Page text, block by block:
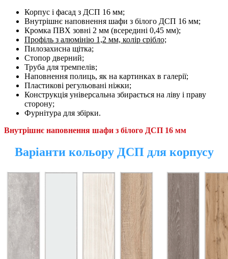
Корпус і фасад з ДСП 16 мм;
Внутрішнє наповнення шафи з білого ДСП 16 мм;
Кромка ПВХ зовні 2 мм (всередині 0,45 мм);
Профіль з алюмінію 1,2 мм, колір срібло;
Пилозахисна щітка;
Cтопор дверний;
Труба для тремпелів;
Наповнення полиць, як на картинках в галерії;
Пластикові регульовані ніжки;
Конструкція універсальна збирається на ліву і праву
сторону;
Фурнітура для збірки.
Внутрішнє наповнення шафи з білого ДСП 16 мм
Варіанти кольору ДСП для корпусу